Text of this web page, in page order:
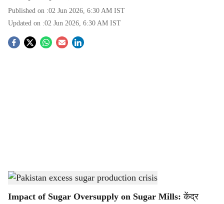
Published on :02 Jun 2026, 6:30 AM IST
Updated on :02 Jun 2026, 6:30 AM IST
S
Pakistan excess sugar production crisis-Agrowon
Impact of Sugar Oversupply on Sugar Mills: केंद्र